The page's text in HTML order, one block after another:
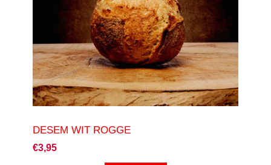
DESEM WIT ROGGE
€3,95